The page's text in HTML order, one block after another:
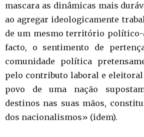
mascara as dinâmicas mais
ao agregar ideologicamente
de um mesmo território
facto, o sentimento de
comunidade política
pelo contributo laboral e eleitoral
povo de uma nação
destinos nas suas mãos,
dos nacionalismos» (idem).